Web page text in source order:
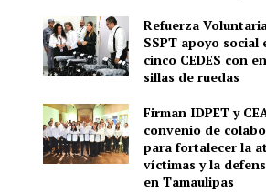
Refuerza
SSPT apoyo social
cinco CEDES con
sillas de ruedas
Firman IDPET y
convenio de
para fortalecer la
víctimas y la
en Tamaulipas